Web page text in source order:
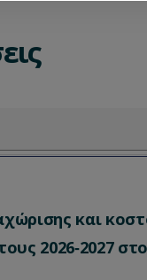
και
2026‐2027